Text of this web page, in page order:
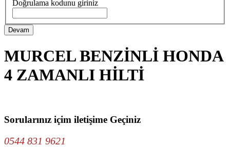
Doğrulama kodunu giriniz
Devam
MURCEL BENZİNLİ HONDA
4 ZAMANLI HİLTİ
Sorularınız içim iletişime Geçiniz
0544 831 9621